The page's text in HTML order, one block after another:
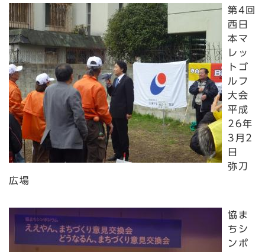
第4回
西日
本マ
レッ
トゴ
ルフ
大会
平成
26年
3月2
日
弥刀
広場
協ま
ちシ
ンポ